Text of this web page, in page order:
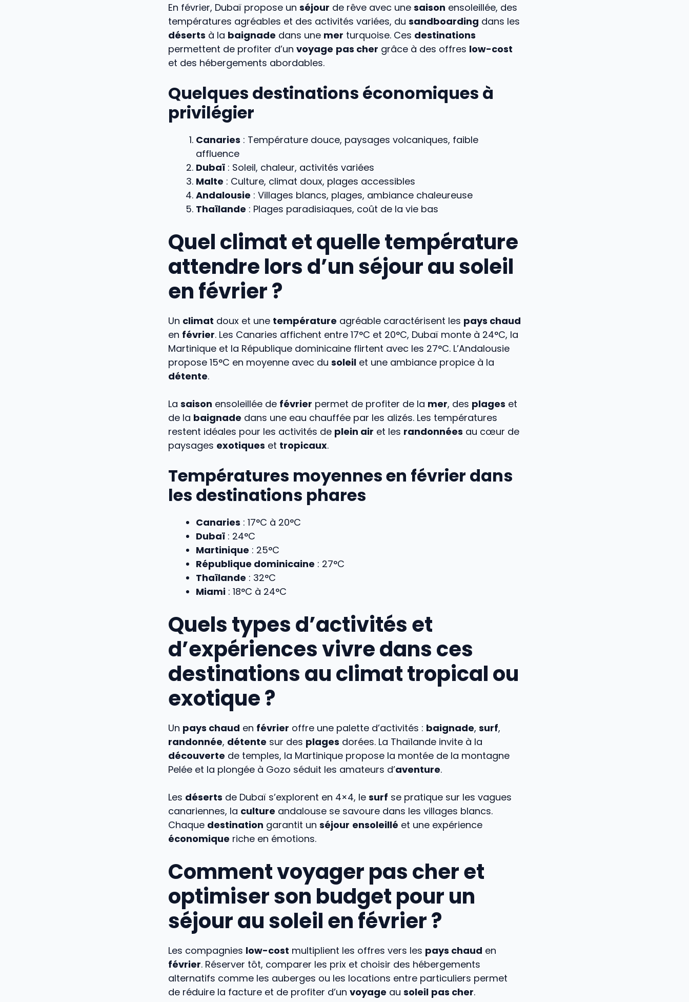
En février, Dubaï propose un séjour de rêve avec une saison ensoleillée, des
températures agréables et des activités variées, du sandboarding dans les
déserts à la baignade dans une mer turquoise. Ces destinations
permettent de profiter d’un voyage pas cher grâce à des offres low-cost
et des hébergements abordables.
Quelques destinations économiques à
privilégier
Canaries : Température douce, paysages volcaniques, faible
affluence
Dubaï : Soleil, chaleur, activités variées
Malte : Culture, climat doux, plages accessibles
Andalousie : Villages blancs, plages, ambiance chaleureuse
Thaïlande : Plages paradisiaques, coût de la vie bas
Quel climat et quelle température
attendre lors d’un séjour au soleil
en février ?
Un climat doux et une température agréable caractérisent les pays chaud
en février. Les Canaries affichent entre 17°C et 20°C, Dubaï monte à 24°C, la
Martinique et la République dominicaine flirtent avec les 27°C. L’Andalousie
propose 15°C en moyenne avec du soleil et une ambiance propice à la
détente.
La saison ensoleillée de février permet de profiter de la mer, des plages et
de la baignade dans une eau chauffée par les alizés. Les températures
restent idéales pour les activités de plein air et les randonnées au cœur de
paysages exotiques et tropicaux.
Températures moyennes en février dans
les destinations phares
Canaries : 17°C à 20°C
Dubaï : 24°C
Martinique : 25°C
République dominicaine : 27°C
Thaïlande : 32°C
Miami : 18°C à 24°C
Quels types d’activités et
d’expériences vivre dans ces
destinations au climat tropical ou
exotique ?
Un pays chaud en février offre une palette d’activités : baignade, surf,
randonnée, détente sur des plages dorées. La Thaïlande invite à la
découverte de temples, la Martinique propose la montée de la montagne
Pelée et la plongée à Gozo séduit les amateurs d’aventure.
Les déserts de Dubaï s’explorent en 4×4, le surf se pratique sur les vagues
canariennes, la culture andalouse se savoure dans les villages blancs.
Chaque destination garantit un séjour ensoleillé et une expérience
économique riche en émotions.
Comment voyager pas cher et
optimiser son budget pour un
séjour au soleil en février ?
Les compagnies low-cost multiplient les offres vers les pays chaud en
février. Réserver tôt, comparer les prix et choisir des hébergements
alternatifs comme les auberges ou les locations entre particuliers permet
de réduire la facture et de profiter d’un voyage au soleil pas cher.